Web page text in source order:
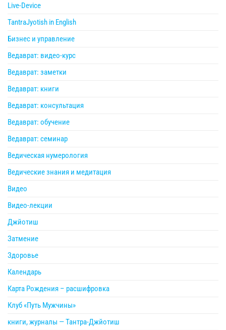
Live-Device
TantraJyotish in English
Бизнес и управление
Ведаврат: видео-курс
Ведаврат: заметки
Ведаврат: книги
Ведаврат: консультация
Ведаврат: обучение
Ведаврат: семинар
Ведическая нумерология
Ведические знания и медитация
Видео
Видео-лекции
Джйотиш
Затмение
Здоровье
Календарь
Карта Рождения – расшифровка
Клуб «Путь Мужчины»
книги, журналы — Тантра-Джйотиш